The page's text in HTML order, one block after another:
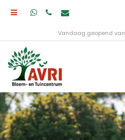
Vandaag geopend van